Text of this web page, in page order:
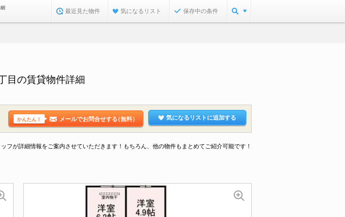
最近見た物件 気になるリスト 保存中の条件
目の賃貸物件詳細
かんたん！ メールでお問合せする（無料） 気になるリストに追加する
が詳細情報をご案内させていただきます！もちろん、他の物件もまとめてご紹介可能です！